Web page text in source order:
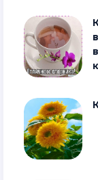
Картинки -